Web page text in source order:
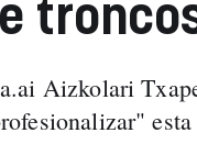
Aizkolari